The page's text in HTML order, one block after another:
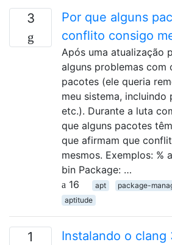
3
Por que alguns
conflito consigo
Após uma atualização
alguns problemas com
pacotes (ele queria
meu sistema, incluindo
etc.). Durante a luta
que alguns pacotes
que afirmam que
mesmos. Exemplos: %
bin Package: …
16
apt package-
aptitude
1
Instalando o clang